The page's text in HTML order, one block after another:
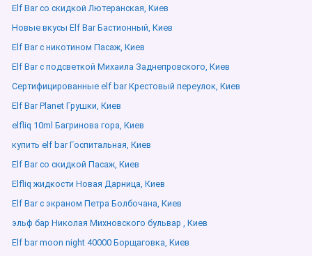
Elf Bar со скидкой Лютеранская, Киев
Новые вкусы Elf Bar Бастионный, Киев
Elf Bar с никотином Пасаж, Киев
Elf Bar с подсветкой Михаила Заднепровского, Киев
Сертифицированные elf bar Крестовый переулок, Киев
Elf Bar Planet Грушки, Киев
elfliq 10ml Багринова гора, Киев
купить elf bar Госпитальная, Киев
Elf Bar со скидкой Пасаж, Киев
Elfliq жидкости Новая Дарница, Киев
Elf Bar с экраном Петра Болбочана, Киев
эльф бар Николая Михновского бульвар , Киев
Elf bar moon night 40000 Борщаговка, Киев